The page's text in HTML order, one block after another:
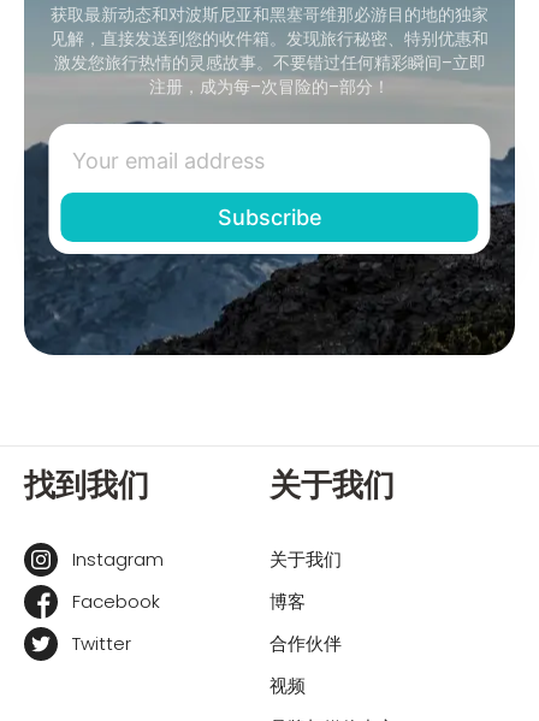
获取最新动态和对波斯尼亚和黑塞哥维那必游目的地的独家
见解，直接发送到您的收件箱。发现旅行秘密、特别优惠和
激发您旅行热情的灵感故事。不要错过任何精彩瞬间–立即
注册，成为每–次冒险的–部分！
找到我们
Instagram
Facebook
Twitter
关于我们
关于我们
博客
合作伙伴
视频